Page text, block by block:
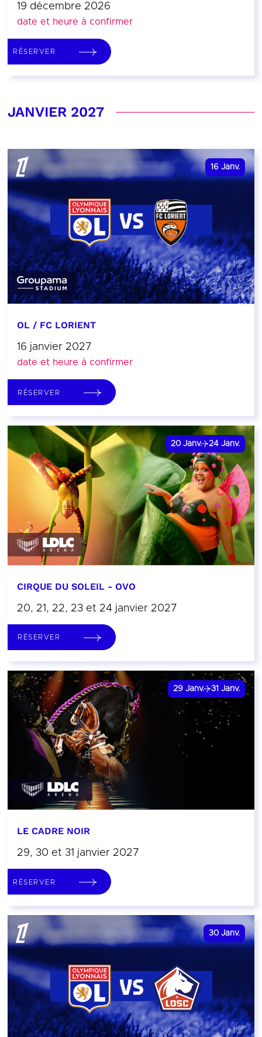
19 décembre 2026
date et heure à confirmer
RÉSERVER
JANVIER 2027
16 Janv.
OL / FC LORIENT
16 janvier 2027
date et heure à confirmer
RÉSERVER
20 Janv. 24 Janv.
CIRQUE DU SOLEIL - OVO
20, 21, 22, 23 et 24 janvier 2027
RÉSERVER
29 Janv. 31 Janv.
LE CADRE NOIR
29, 30 et 31 janvier 2027
RÉSERVER
30 Janv.